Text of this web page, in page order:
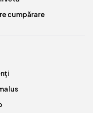
cumpărare